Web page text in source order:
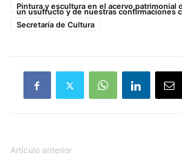
Pintura y escultura en el acervo patrimonial
un usufructo y de nuestras confirmaciones
Secretaría de Cultura
Artículo anterior